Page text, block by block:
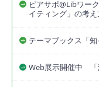
ピアサポ@Libワー
イティング」の考
テーマブックス「
Web展示開催中 「